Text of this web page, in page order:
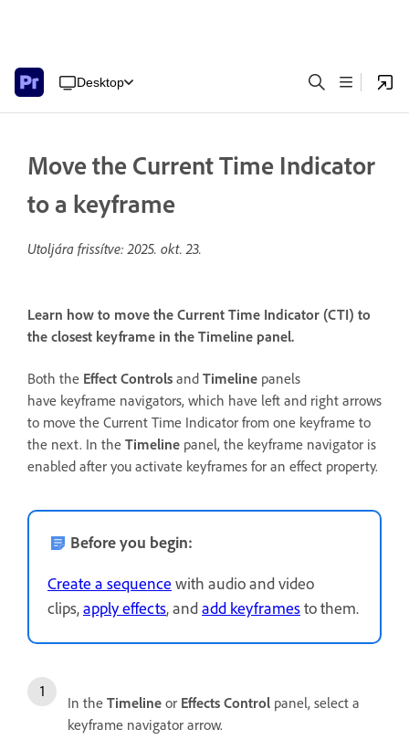
Desktop
Move the Current Time Indicator
to a keyframe
Utoljára frissítve:2025. okt. 23.
Learn how to move the Current Time Indicator (CTI) to
the closest keyframe in the Timeline panel.
Both the Effect Controls and Timeline panels
have keyframe navigators, which have left and right arrows
to move the Current Time Indicator from one keyframe to
the next. In the Timeline panel, the keyframe navigator is
enabled after you activate keyframes for an effect property.
Before you begin:
Create a sequence with audio and video
clips,apply effects, andadd keyframesto them.
In the Timeline or Effects Control panel, select a
keyframe navigator arrow.